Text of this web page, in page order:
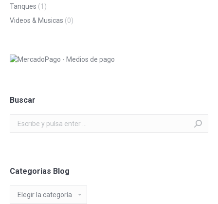
Tanques (1)
Videos & Musicas (0)
Buscar
Categorias Blog
Blog